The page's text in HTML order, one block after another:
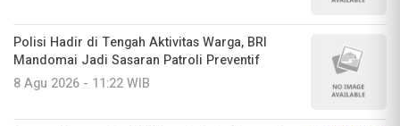
Polisi Hadir di Tengah Aktivitas Warga, BRI
Mandomai Jadi Sasaran Patroli Preventif
8 Agu 2026 - 11:22 WIB